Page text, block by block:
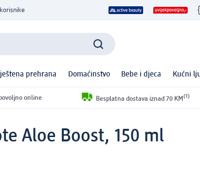
prehrana Domaćinstvo Bebe i djeca Kućni
online Besplatna dostava iznad 70 KM (1)
Aloe Boost, 150 ml